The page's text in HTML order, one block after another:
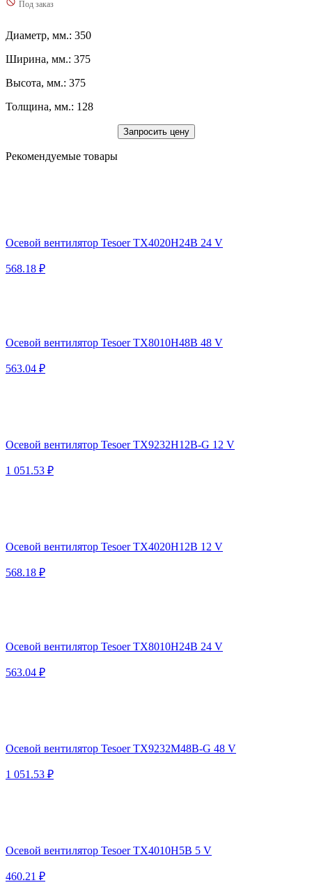
Под заказ
Диаметр, мм.: 350
Ширина, мм.: 375
Высота, мм.: 375
Толщина, мм.: 128
Запросить цену
Рекомендуемые товары
Осевой вентилятор Tesoer TX4020H24B 24 V
568.18 ₽
Осевой вентилятор Tesoer TX8010H48B 48 V
563.04 ₽
Осевой вентилятор Tesoer TX9232H12B-G 12 V
1 051.53 ₽
Осевой вентилятор Tesoer TX4020H12B 12 V
568.18 ₽
Осевой вентилятор Tesoer TX8010H24B 24 V
563.04 ₽
Осевой вентилятор Tesoer TX9232M48B-G 48 V
1 051.53 ₽
Осевой вентилятор Tesoer TX4010H5B 5 V
460.21 ₽